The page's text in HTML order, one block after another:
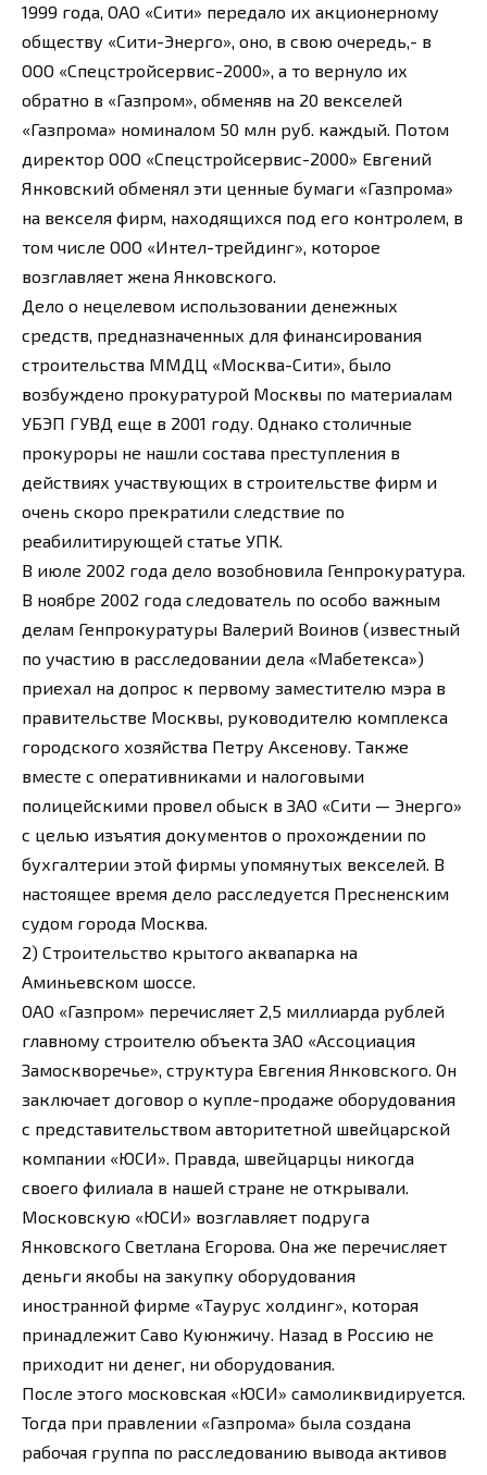
1999 года, ОАО «Сити» передало их акционерному
обществу «Сити-Энерго», оно, в свою очередь,- в
ООО «Спецстройсервис-2000», а то вернуло их
обратно в «Газпром», обменяв на 20 векселей
«Газпрома» номиналом 50 млн руб. каждый. Потом
директор ООО «Спецстройсервис-2000» Евгений
Янковский обменял эти ценные бумаги «Газпрома»
на векселя фирм, находящихся под его контролем, в
том числе ООО «Интел-трейдинг», которое
возглавляет жена Янковского.
Дело о нецелевом использовании денежных
средств, предназначенных для финансирования
строительства ММДЦ «Москва-Сити», было
возбуждено прокуратурой Москвы по материалам
УБЭП ГУВД еще в 2001 году. Однако столичные
прокуроры не нашли состава преступления в
действиях участвующих в строительстве фирм и
очень скоро прекратили следствие по
реабилитирующей статье УПК.
В июле 2002 года дело возобновила Генпрокуратура.
В ноябре 2002 года следователь по особо важным
делам Генпрокуратуры Валерий Воинов (известный
по участию в расследовании дела «Мабетекса»)
приехал на допрос к первому заместителю мэра в
правительстве Москвы, руководителю комплекса
городского хозяйства Петру Аксенову. Также
вместе с оперативниками и налоговыми
полицейскими провел обыск в ЗАО «Сити — Энерго»
с целью изъятия документов о прохождении по
бухгалтерии этой фирмы упомянутых векселей. В
настоящее время дело расследуется Пресненским
судом города Москва.
2) Строительство крытого аквапарка на
Аминьевском шоссе.
ОАО «Газпром» перечисляет 2,5 миллиарда рублей
главному строителю объекта ЗАО «Ассоциация
Замоскворечье», структура Евгения Янковского. Он
заключает договор о купле-продаже оборудования
с представительством авторитетной швейцарской
компании «ЮСИ». Правда, швейцарцы никогда
своего филиала в нашей стране не открывали.
Московскую «ЮСИ» возглавляет подруга
Янковского Светлана Егорова. Она же перечисляет
деньги якобы на закупку оборудования
иностранной фирме «Таурус холдинг», которая
принадлежит Саво Куюнжичу. Назад в Россию не
приходит ни денег, ни оборудования.
После этого московская «ЮСИ» самоликвидируется.
Тогда при правлении «Газпрома» была создана
рабочая группа по расследованию вывода активов